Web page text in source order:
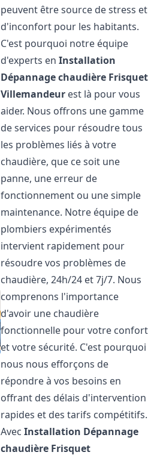
peuvent être source de stress et
d'inconfort pour les habitants.
C'est pourquoi notre équipe
d'experts enInstallation
Dépannage chaudière Frisquet
Villemandeur est là pour vous
aider. Nous offrons une gamme
de services pour résoudre tous
les problèmes liés à votre
chaudière, que ce soit une
panne, une erreur de
fonctionnement ou une simple
maintenance. Notre équipe de
plombiers expérimentés
intervient rapidement pour
résoudre vos problèmes de
chaudière, 24h/24 et 7j/7. Nous
comprenons l'importance
d'avoir une chaudière
fonctionnelle pour votre confort
et votre sécurité. C'est pourquoi
nous nous efforçons de
répondre à vos besoins en
offrant des délais d'intervention
rapides et des tarifs compétitifs.
AvecInstallation Dépannage
chaudière Frisquet